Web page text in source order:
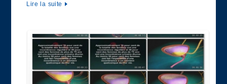
Lire la suite